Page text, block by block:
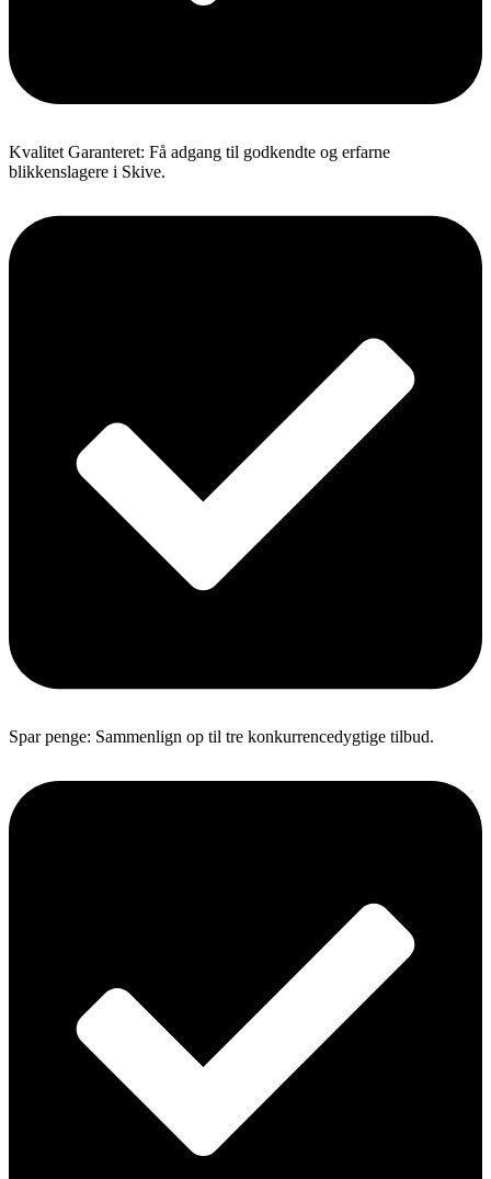
Kvalitet Garanteret: Få adgang til godkendte og erfarne
blikkenslagere i Skive.
Spar penge: Sammenlign op til tre konkurrencedygtige tilbud.